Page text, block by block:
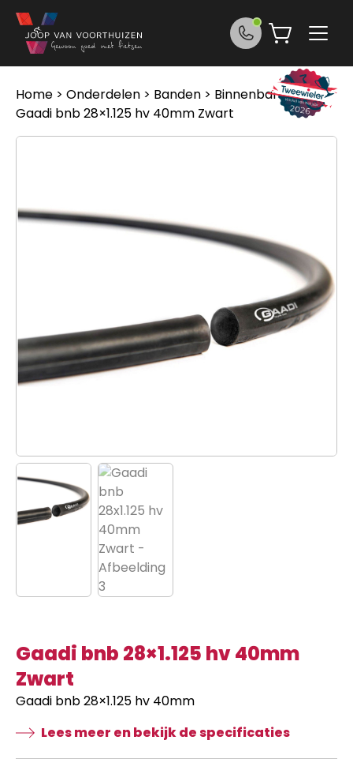
Ga naar de inhoud
Home > Onderdelen > Banden > Binnenbanden>
Gaadi bnb 28×1.125 hv 40mm Zwart
Gaadi bnb 28×1.125 hv 40mm
Zwart
Gaadi bnb 28×1.125 hv 40mm
Lees meer en bekijk de specificaties